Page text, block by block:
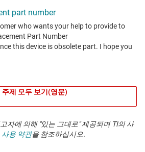
주제 모두 보기(영문)
자에 의해 "있는 그대로" 제공되며 TI의 사
사용 약관을 참조하십시오.